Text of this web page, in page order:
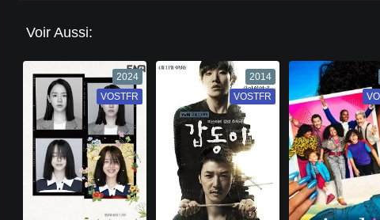
Voir Aussi:
2024
VF
VOSTFR
2014
VF
VOSTFR